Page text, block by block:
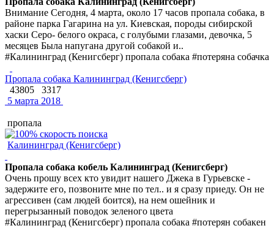
Внимание Сегодня, 4 марта, около 17 часов пропала собака, в
районе парка Гагарина на ул. Киевская, породы сибирской
хаски Серо- белого окраса, с голубыми глазами, девочка, 5
месяцев Была напугана другой собакой и..
#Калининград (Кенигсберг) пропала собака #потеряна собачка
Пропала собака Калининград (Кенигсберг)
43805
3317
5 марта 2018
пропала
Калининград (Кенигсберг)
Пропала собака кобель Калининград (Кенигсберг)
Очень прошу всех кто увидит нашего Джека в Гурьевске -
задержите его, позвоните мне по тел.. и я сразу приеду. Он не
агрессивен (сам людей боится), на нем ошейник и
перегрызанный поводок зеленого цвета
#Калининград (Кенигсберг) пропала собака #потерян собакен